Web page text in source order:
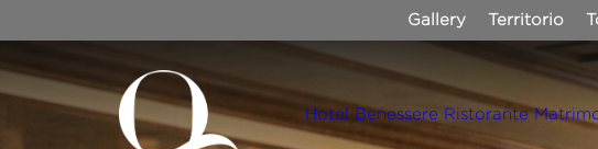
Hotel Benessere Ristorante
Gallery Territorio